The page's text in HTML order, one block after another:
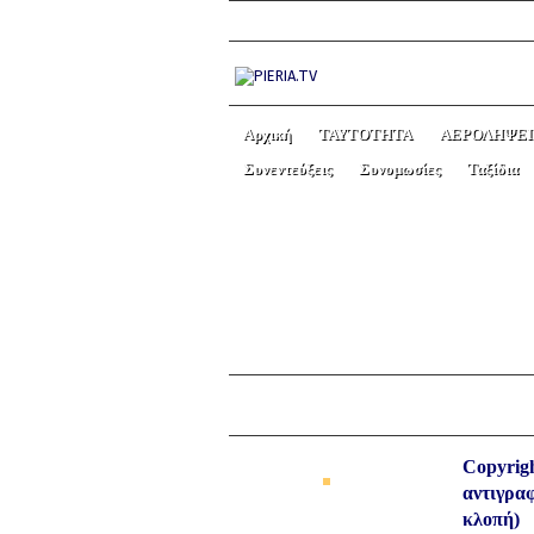
Αρχική ΤΑΥΤΟΤΗΤΑ
Συνεντεύξεις
Συνομωσίες Ταξίδια
κλοπή)